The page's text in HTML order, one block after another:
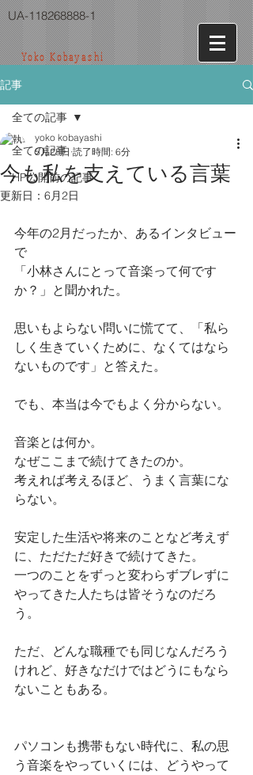
UA-118268888-1
Yoko Kobayashi
記事
全ての記事
HP公開前の記事
全ての記事
今も私を支えている言葉
yoko kobayashi
5月28日 読了時間: 6分
更新日： 6月2日
今年の2月だったか、あるインタビュー
で
「小林さんにとって音楽って何です
か？」と聞かれた。
思いもよらない問いに慌てて、「私ら
しく生きていくために、なくてはなら
ないものです」と答えた。
でも、本当は今でもよく分からない。
音楽とは何か。
なぜここまで続けてきたのか。
考えれば考えるほど、うまく言葉にな
らない。
安定した生活や将来のことなど考えず
に、ただただ好きで続けてきた。
一つのことをずっと変わらずブレずに
やってきた人たちは皆そうなのだろ
う。
ただ、どんな職種でも同じなんだろう
けれど、好きなだけではどうにもなら
ないこともある。
パソコンも携帯もない時代に、私の思
う音楽をやっていくには、どうやって